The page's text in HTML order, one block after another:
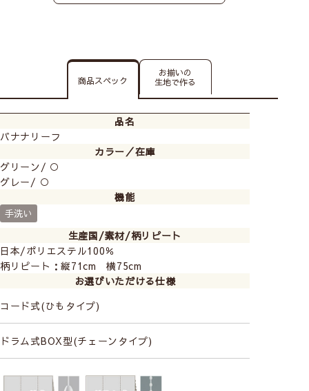
商品スペック
お揃いの
生地で作る
品名
バナナリーフ
カラー／在庫
グリーン/ ○
グレー/ ○
機能
手洗い
生産国/素材/柄リピート
日本/ポリエステル100％
柄リピート：縦71cm 横75cm
お選びいただける仕様
コード式(ひもタイプ)
ドラム式BOX型(チェーンタイプ)